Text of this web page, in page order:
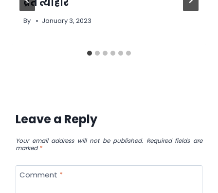
By January 3, 2023
Leave a Reply
Your email address will not be published. Required fields are
marked*
Comment *